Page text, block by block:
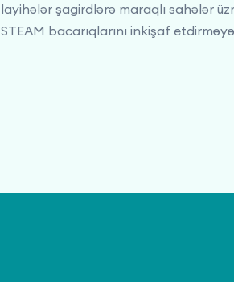
layihələr şagirdlərə maraqlı sahələr
STEAM bacarıqlarını inkişaf